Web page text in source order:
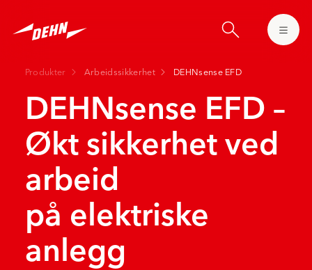
main
Produkter Arbeidssikkerhet DEHNsense EFD
DEHNsense EFD –
Økt sikkerhet ved
arbeid
på elektriske
anlegg